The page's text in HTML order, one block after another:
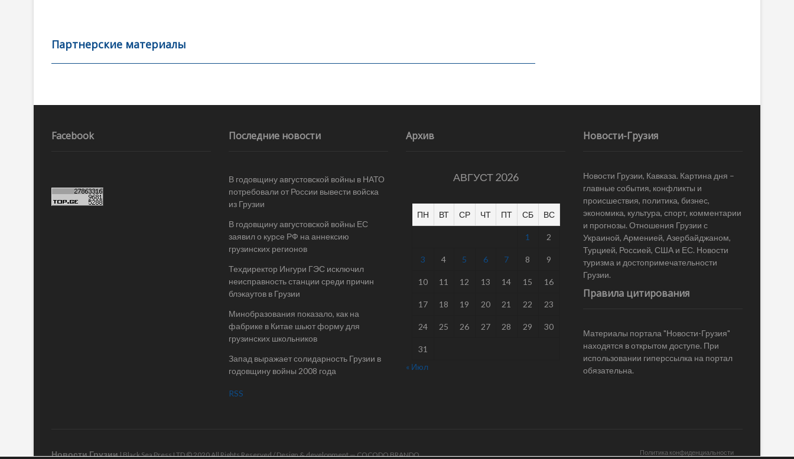
b
o
k
er l
а
в
ть
Партнерские материалы
Навигация
записям
Facebook Последние новости
В годовщину августовской войны в НАТО
потребовали от России вывести войска
из Грузии
В годовщину августовской войны ЕС
заявил о курсе РФ на аннексию
грузинских регионов
Техдиректор Ингури ГЭС исключил
неисправность станции среди причин
блэкаутов в Грузии
Минобразования показало, как на
фабрике в Китае шьют форму для
грузинских школьников
Запад выражает солидарность Грузии в
годовщину войны 2008 года
RSS
Архив
АВГУСТ 2026
ПН ВТ СР ЧТ ПТ СБ ВС
1 2
3 4 5 6 7 8 9
10 11 12 13 14 15 16
17 18 19 20 21 22 23
24 25 26 27 28 29 30
31
« Июл
Новости-Грузия
Новости Грузии, Кавказа. Картина дня –
главные события, конфликты и
происшествия, политика, бизнес,
экономика, культура, спорт, комментарии
и прогнозы. Отношения Грузии с
Украиной, Арменией, Азербайджаном,
Турцией, Россией, США и ЕС. Новости
туризма и достопримечательности
Грузии.
Правила цитирования
Материалы портала "Новости-Грузия"
находятся в открытом доступе. При
использовании гиперссылка на портал
обязательна.
Политика конфиденциальности
Новости Грузии| Black Sea Press LTD © 2020 All Rights Reserved / Design & development —COCODO BRANDO